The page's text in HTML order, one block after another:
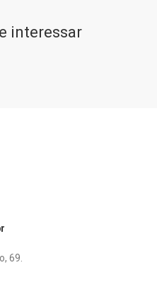
interessar
69.